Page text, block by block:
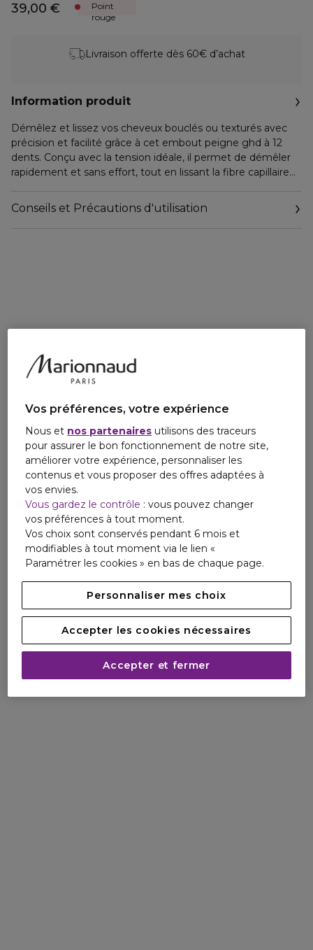
39,00 €
Point
rouge
Livraison offerte dès 60€ d’achat
Information produit
Démêlez et lissez vos cheveux bouclés ou texturés avec
précision et facilité grâce à cet embout peigne ghd à 12
dents. Conçu avec la tension idéale, il permet de démêler
rapidement et sans effort, tout en lissant la fibre capillaire
Combiné au moteur puissant du ghd speed™ et à la
Cet embout s'utilise exclusivement avec le sèche-cheveux
ghd Speed™.
*Vs des cheveux séchés naturellement'
Conseils et Précautions d'utilisation
Vos préférences, votre expérience
Nous et nos partenaires utilisons des traceurs
pour assurer le bon fonctionnement de notre site,
améliorer votre expérience, personnaliser les
contenus et vous proposer des offres adaptées à
vos envies.
Vous gardez le contrôle : vous pouvez changer
vos préférences à tout moment.
Vos choix sont conservés pendant 6 mois et
modifiables à tout moment via le lien «
Paramétrer les cookies » en bas de chaque page.
Personnaliser mes choix
Accepter les cookies nécessaires
Accepter et fermer